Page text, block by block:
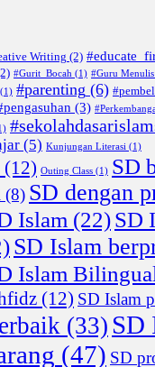
Writing (2)
#Gurit_Bocah (1) #Guru Menulis
(1) #parenting (6)
(3)
(5) Kunjungan Literasi (1)
(12) Outing Class (1) SD
(8) SD dengan
Islam (22)SD
SD Islam
Islam
(12) SD Islam
(33) SD
(47) SD